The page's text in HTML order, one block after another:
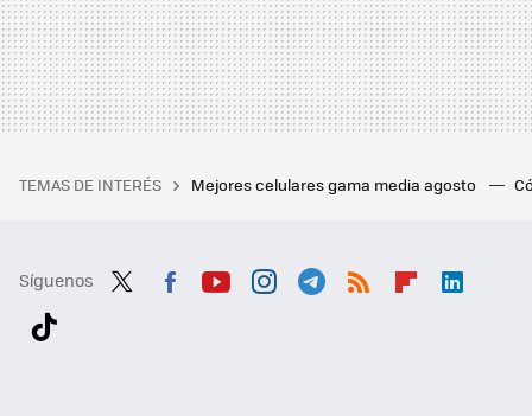
TEMAS DE INTERÉS Mejores celulares gama media agosto
Síguenos